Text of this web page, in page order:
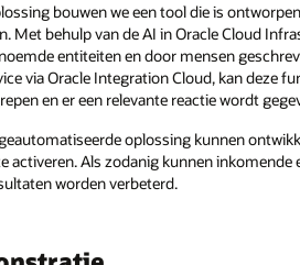
bouwen we een tool die is
Met behulp van de AI in Oracle Cloud
entiteiten en door mensen
via Oracle Integration Cloud, kan deze
en er een relevante reactie wordt
oplossing kunnen
activeren. Als zodanig kunnen
worden verbeterd.